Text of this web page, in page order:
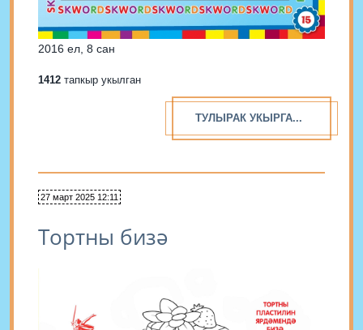
2016 ел, 8 сан
1412 тапкыр укылган
ТУЛЫРАК УКЫРГА...
27 март 2025 12:11
Тортны бизә